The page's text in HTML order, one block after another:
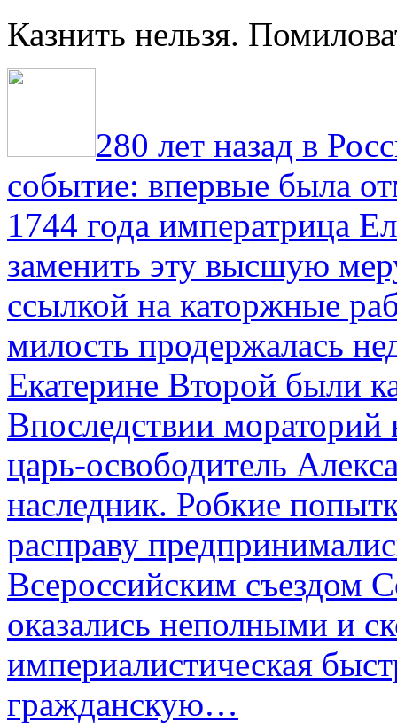
Казнить нельзя.
280 лет назад в
событие: впервые была
1744 года императрица
заменить эту высшую
ссылкой на каторжные
милость продержалась
Екатерине Второй были
Впоследствии мораторий
царь-освободитель
наследник. Робкие
расправу
Всероссийским съездом
оказались неполными и
империалистическая
гражданскую…